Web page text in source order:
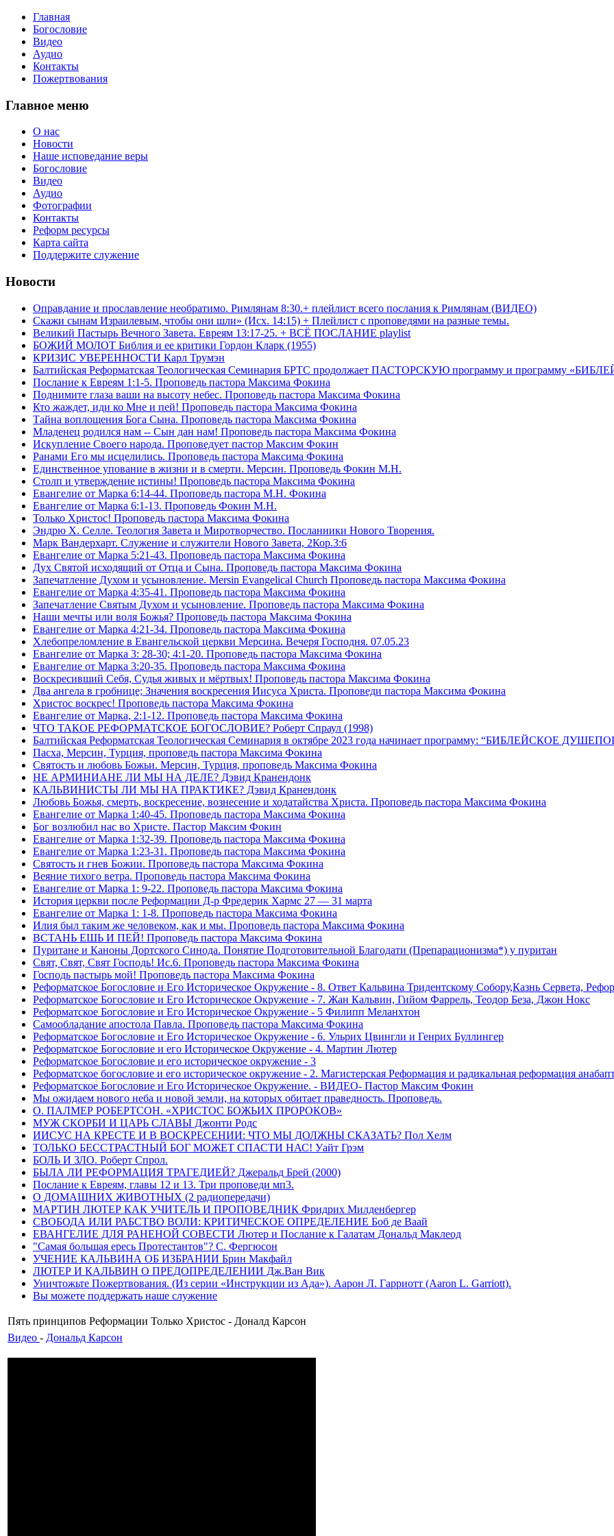
Главная
Богословие
Видео
Аудио
Контакты
Пожертвования
Главное меню
О нас
Новости
Наше исповедание веры
Богословие
Видео
Аудио
Фотографии
Контакты
Реформ ресурсы
Карта сайта
Поддержите служение
Новости
Оправдание и прославление необратимо. Римлянам 8:30.+ плейлист всего послания к Римлянам (ВИДЕО)
Скажи сынам Израилевым, чтобы они шли» (Исх. 14:15) + Плейлист с проповедями на разные темы.
Великий Пастырь Вечного Завета. Евреям 13:17-25. + ВСЁ ПОСЛАНИЕ playlist
БОЖИЙ МОЛОТ Библия и ее критики Гордон Кларк (1955)
КРИЗИС УВЕРЕННОСТИ Карл Трумэн
Балтийская Реформатская Теологическая Семинария БРТС продолжает ПАСТОРСКУЮ программу и программу
Послание к Евреям 1:1-5. Проповедь пастора Максима Фокина
Поднимите глаза ваши на высоту небес. Проповедь пастора Максима Фокина
Кто жаждет, иди ко Мне и пей! Проповедь пастора Максима Фокина
Тайна воплощения Бога Сына. Проповедь пастора Максима Фокина
Младенец родился нам -- Сын дан нам! Проповедь пастора Максима Фокина
Искупление Своего народа. Проповедует пастор Максим Фокин
Ранами Его мы исцелились. Проповедь пастора Максима Фокина
Единственное упование в жизни и в смерти. Мерсин. Проповедь Фокин М.Н.
Столп и утверждение истины! Проповедь пастора Максима Фокина
Евангелие от Марка 6:14-44. Проповедь пастора М.Н. Фокина
Евангелие от Марка 6:1-13. Проповедь Фокин М.Н.
Только Христос! Проповедь пастора Максима Фокина
Эндрю Х. Селле. Теология Завета и Миротворчество. Посланники Нового Творения.
Марк Вандерхарт. Служение и служители Нового Завета, 2Кор.3:6
Евангелие от Марка 5:21-43. Проповедь пастора Максима Фокина
Дух Святой исходящий от Отца и Сына. Проповедь пастора Максима Фокина
Запечатление Духом и усыновление. Mersin Evangelical Church Проповедь пастора Максима Фокина
Евангелие от Марка 4:35-41. Проповедь пастора Максима Фокина
Запечатление Святым Духом и усыновление. Проповедь пастора Максима Фокина
Наши мечты или воля Божья? Проповедь пастора Максима Фокина
Евангелие от Марка 4:21-34. Проповедь пастора Максима Фокина
Хлебопреломление в Евангельской церкви Мерсина. Вечеря Господня. 07.05.23
Евангелие от Марка 3: 28-30; 4:1-20. Проповедь пастора Максима Фокина
Евангелие от Марка 3:20-35. Проповедь пастора Максима Фокина
Воскресивший Себя, Судья живых и мëртвых! Проповедь пастора Максима Фокина
Два ангела в гробнице; Значения воскресения Иисуса Христа. Проповеди пастора Максима Фокина
Христос воскрес! Проповедь пастора Максима Фокина
Евангелие от Марка, 2:1-12. Проповедь пастора Максима Фокина
ЧТО ТАКОЕ РЕФОРМАТСКОЕ БОГОСЛОВИЕ? Роберт Спраул (1998)
Балтийская Реформатская Теологическая Семинария в октябре 2023 года начинает программу: “БИБЛЕЙСКОЕ
Пасха, Мерсин, Турция, проповедь пастора Максима Фокина
Святость и любовь Божьи. Мерсин, Турция, проповедь Максима Фокина
НЕ АРМИНИАНЕ ЛИ МЫ НА ДЕЛЕ? Дэвид Кранендонк
КАЛЬВИНИСТЫ ЛИ МЫ НА ПРАКТИКЕ? Дэвид Кранендонк
Любовь Божья, смерть, воскресение, вознесение и ходатайства Христа. Проповедь пастора Максима Фокина
Евангелие от Марка 1:40-45. Проповедь пастора Максима Фокина
Бог возлюбил нас во Христе. Пастор Максим Фокин
Евангелие от Марка 1:32-39. Проповедь пастора Максима Фокина
Евангелие от Марка 1:23-31. Проповедь пастора Максима Фокина
Святость и гнев Божии. Проповедь пастора Максима Фокина
Веяние тихого ветра. Проповедь пастора Максима Фокина
Евангелие от Марка 1: 9-22. Проповедь пастора Максима Фокина
История церкви после Реформации Д-р Фредерик Хармс 27 — 31 марта
Евангелие от Марка 1: 1-8. Проповедь пастора Максима Фокина
Илия был таким же человеком, как и мы. Проповедь пастора Максима Фокина
ВСТАНЬ ЕШЬ И ПЕЙ! Проповедь пастора Максима Фокина
Пуритане и Каноны Дортского Синода. Понятие Подготовительной Благодати (Препарационизма*) у пуритан
Свят, Свят, Свят Господь! Ис.6. Проповедь пастора Максима Фокина
Господь пастырь мой! Проповедь пастора Максима Фокина
Реформатское Богословие и Его Историческое Окружение - 8. Ответ Кальвина Тридентскому Собору,Казнь Сервета,
Реформатское Богословие и Его Историческое Окружение - 7. Жан Кальвин, Гийом Фаррель, Теодор Беза, Джон Нокс
Реформатское Богословие и Его Историческое Окружение - 5 Филипп Меланхтон
Самообладание апостола Павла. Проповедь пастора Максима Фокина
Реформатское Богословие и Его Историческое Окружение - 6. Ульрих Цвингли и Генрих Буллингер
Реформатское Богословие и его Историческое Окружение - 4. Мартин Лютер
Реформатское Богословие и его историческое окружение - 3
Реформатское богословие и его историческое окружение - 2. Магистерская Реформация и радикальная реформация
Реформатское Богословие и Его Историческое Окружение. - ВИДЕО- Пастор Максим Фокин
Мы ожидаем нового неба и новой земли, на которых обитает праведность. Проповедь.
О. ПАЛМЕР РОБЕРТСОН. «ХРИСТОС БОЖЬИХ ПРОРОКОВ»
МУЖ СКОРБИ И ЦАРЬ СЛАВЫ Джонти Родс
ИИСУС НА КРЕСТЕ И В ВОСКРЕСЕНИИ: ЧТО МЫ ДОЛЖНЫ СКАЗАТЬ? Пол Хелм
ТОЛЬКО БЕССТРАСТНЫЙ БОГ МОЖЕТ СПАСТИ НАС! Уайт Грэм
БОЛЬ И ЗЛО. Роберт Спрол.
БЫЛА ЛИ РЕФОРМАЦИЯ ТРАГЕДИЕЙ? Джеральд Брей (2000)
Послание к Евреям, главы 12 и 13. Три проповеди мп3.
О ДОМАШНИХ ЖИВОТНЫХ (2 радиопередачи)
МАРТИН ЛЮТЕР КАК УЧИТЕЛЬ И ПРОПОВЕДНИК Фридрих Милденбергер
СВОБОДА ИЛИ РАБСТВО ВОЛИ: КРИТИЧЕСКОЕ ОПРЕДЕЛЕНИЕ Боб де Ваай
ЕВАНГЕЛИЕ ДЛЯ РАНЕНОЙ СОВЕСТИ Лютер и Послание к Галатам Дональд Маклеод
"Самая большая ересь Протестантов"? С. Фергюсон
УЧЕНИЕ КАЛЬВИНА ОБ ИЗБРАНИИ Брин Макфайл
ЛЮТЕР И КАЛЬВИН О ПРЕДОПРЕДЕЛЕНИИ Дж.Ван Вик
Уничтожьте Пожертвования. (Из серии «Инструкции из Ада»). Аарон Л. Гарриотт (Aaron L. Garriott).
Вы можете поддержать наше служение
Пять принципов Реформации Только Христос - Доналд Карсон
Видео - Дональд Карсон